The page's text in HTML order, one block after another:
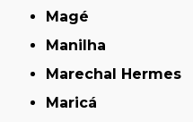
Magé
Manilha
Marechal Hermes
Maricá